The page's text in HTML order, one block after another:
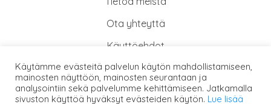
Ota yhteyttä
Käyttöehdot
Tietosuoja- ja rekisteriseloste
Käytämme evästeitä palvelun käytön mahdollistamiseen,
mainosten näyttöön, mainosten seurantaan ja
analysointiin sekä palvelumme kehittämiseen. Jatkamalla
sivuston käyttöä hyväksyt evästeiden käytön. Lue lisää